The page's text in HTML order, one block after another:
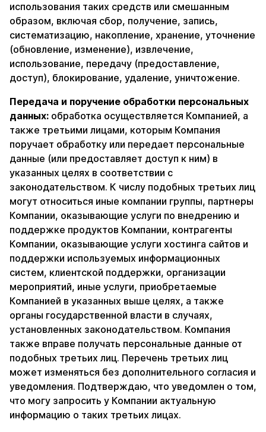
использования таких средств или смешанным
образом, включая сбор, получение, запись,
систематизацию, накопление, хранение, уточнение
(обновление, изменение), извлечение,
использование, передачу (предоставление,
доступ), блокирование, удаление, уничтожение.
Передача и поручение обработки персональных
данных: обработка осуществляется Компанией, а
также третьими лицами, которым Компания
поручает обработку или передает персональные
данные (или предоставляет доступ к ним) в
указанных целях в соответствии с
законодательством. К числу подобных третьих лиц
могут относиться иные компании группы, партнеры
Компании, оказывающие услуги по внедрению и
поддержке продуктов Компании, контрагенты
Компании, оказывающие услуги хостинга сайтов и
поддержки используемых информационных
систем, клиентской поддержки, организации
мероприятий, иные услуги, приобретаемые
Компанией в указанных выше целях, а также
органы государственной власти в случаях,
установленных законодательством. Компания
также вправе получать персональные данные от
подобных третьих лиц. Перечень третьих лиц
может изменяться без дополнительного согласия и
уведомления. Подтверждаю, что уведомлен о том,
что могу запросить у Компании актуальную
информацию о таких третьих лицах.